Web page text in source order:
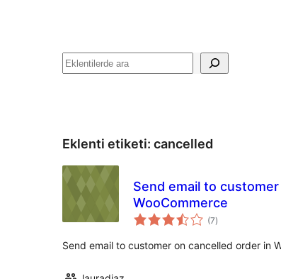
Ara
Eklenti etiketi: cancelled
Send email to
WooCommerce
(7toplam
puan
)
Send email to customer on cancelled order in